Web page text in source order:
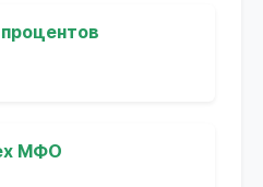
МФО